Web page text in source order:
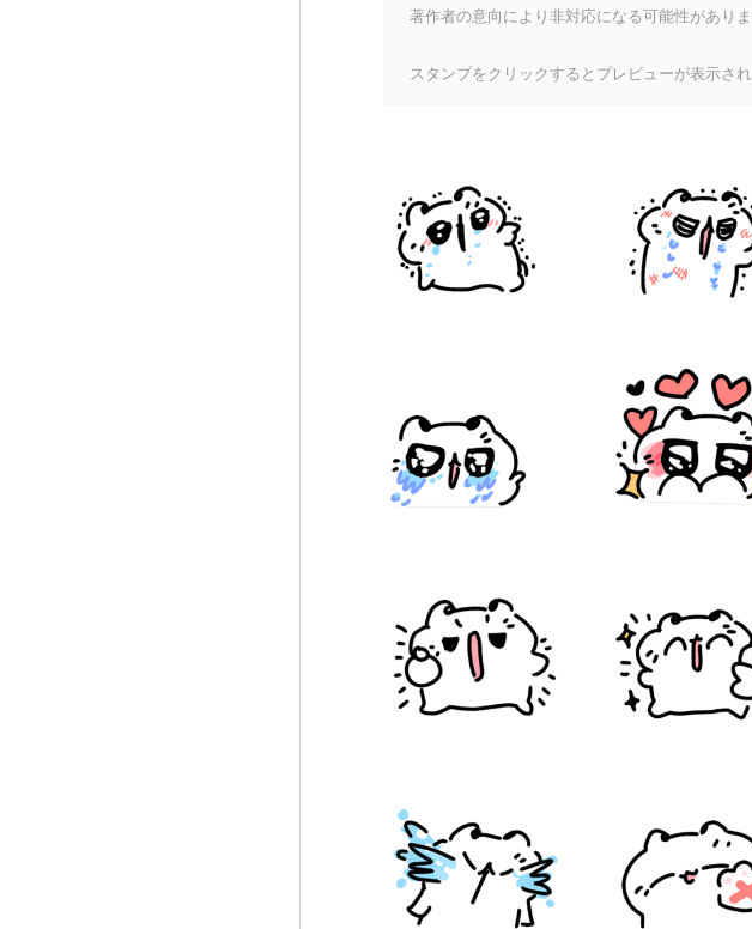
著作者の意向により非対応になる可能性があり
スタンプをクリックするとプレビューが表示され